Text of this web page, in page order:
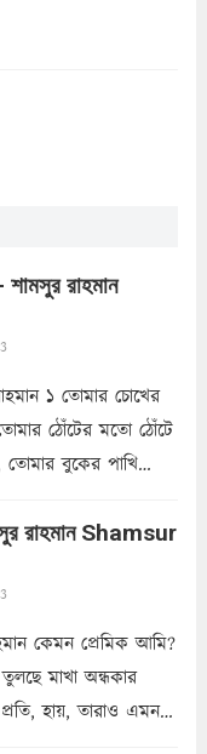
রাহমান
১ তোমার চোখের
ঠোঁটের মতো ঠোঁটে
তোমার বুকের পাখি
প্রহরে? মুছে
রাহমান Shamsur
কেমন প্রেমিক আমি?
মাখা অন্ধকার
হায়, তারাও এমন